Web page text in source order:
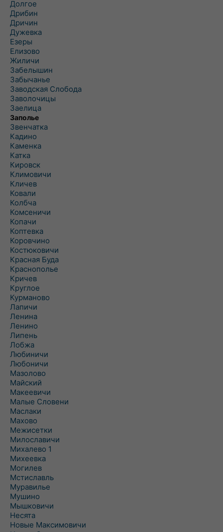
Долгое
Дрибин
Дричин
Дужевка
Езеры
Елизово
Жиличи
Забелышин
Забычанье
Заводская Слобода
Заволочицы
Заелица
Заполье
Звенчатка
Кадино
Каменка
Катка
Кировск
Климовичи
Кличев
Ковали
Колбча
Комсеничи
Копачи
Коптевка
Коровчино
Костюковичи
Красная Буда
Краснополье
Кричев
Круглое
Курманово
Лапичи
Ленина
Ленино
Липень
Лобжа
Любиничи
Любоничи
Мазолово
Майский
Макеевичи
Малые Словени
Маслаки
Махово
Межисетки
Милославичи
Михалево 1
Михеевка
Могилев
Мстиславль
Муравилье
Мушино
Мышковичи
Несята
Новые Максимовичи